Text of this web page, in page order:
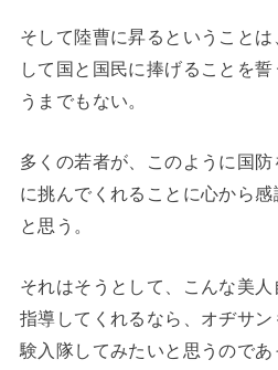
そして陸曹に昇るということ
して国と国民に捧げることを
うまでもない。
多くの若者が、このように国
に挑んでくれることに心から
と思う。
それはそうとして、こんな美
指導してくれるなら、オヂサ
験入隊してみたいと思うのであ